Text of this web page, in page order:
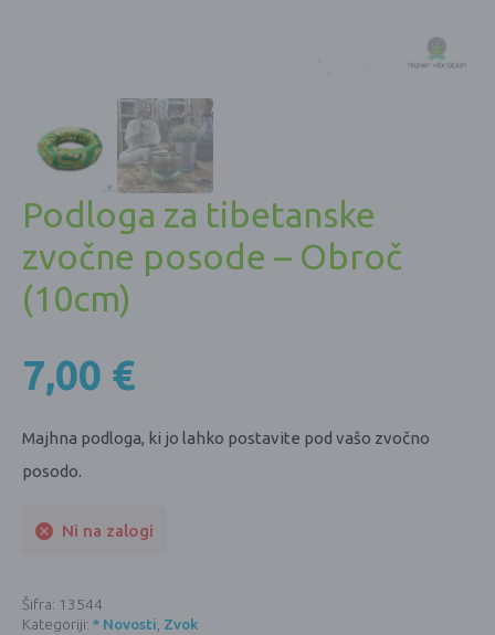
Podloga za tibetanske
zvočne posode – Obroč
(10cm)
7,00 €
Majhna podloga, ki jo lahko postavite pod vašo zvočno
posodo.
Ni na zalogi
Šifra: 13544
Kategoriji: * Novosti, Zvok